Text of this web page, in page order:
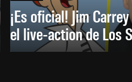
¡Es oficial! Jim
el live-action de Los